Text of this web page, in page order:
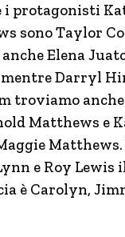
protagonisti
sono Taylor
anche Elena
Darryl
troviamo anche
Matthews e
Matthews.
e Roy Lewis
è Carolyn,